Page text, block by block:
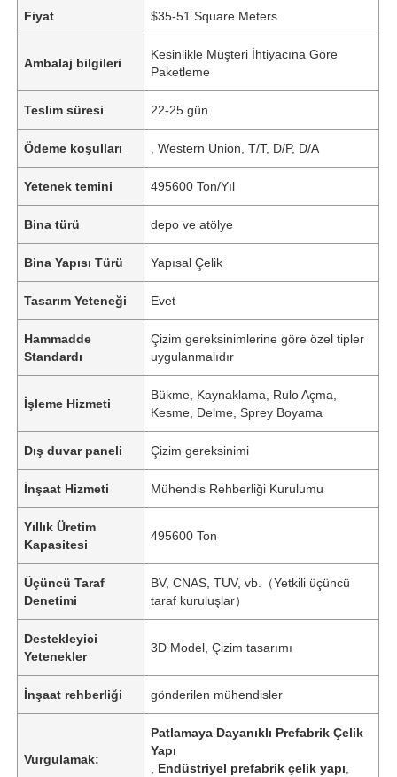
Fiyat $35-51 Square Meters
Ambalaj bilgileri
Kesinlikle Müşteri İhtiyacına Göre
Paketleme
Teslim süresi 22-25 gün
Ödeme koşulları , Western Union, T/T, D/P, D/A
Yetenek temini 495600 Ton/Yıl
Bina türü depo ve atölye
Bina Yapısı Türü Yapısal Çelik
Tasarım Yeteneği Evet
Hammadde
Standardı
Çizim gereksinimlerine göre özel tipler
uygulanmalıdır
İşleme Hizmeti
Bükme, Kaynaklama, Rulo Açma,
Kesme, Delme, Sprey Boyama
Dış duvar paneli Çizim gereksinimi
İnşaat Hizmeti Mühendis Rehberliği Kurulumu
Yıllık Üretim
Kapasitesi
495600 Ton
Üçüncü Taraf
Denetimi
BV, CNAS, TUV, vb.（Yetkili üçüncü
taraf kuruluşlar）
Destekleyici
Yetenekler
3D Model, Çizim tasarımı
İnşaat rehberliği gönderilen mühendisler
Vurgulamak:
Patlamaya Dayanıklı Prefabrik Çelik
Yapı
Endüstriyel prefabrik çelik yapı